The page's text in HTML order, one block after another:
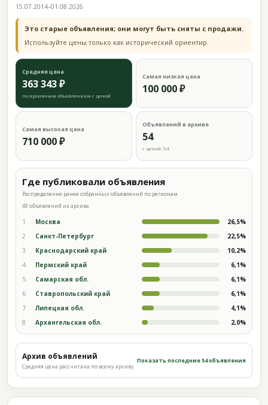
15.07.2014–01.08.2026
Это старые объявления; они могут быть сняты с продажи.
Используйте цены только как исторический ориентир.
Средняя цена
363 343 ₽
по архивным объявлениям с ценой
Самая низкая цена
100 000 ₽
Самая высокая цена
710 000 ₽
Объявлений в архиве
54
с ценой: 54
Где публиковали объявления
Распределение ранее собранных объявлений по регионам.
49 объявлений из архива
1 Москва 26,5%
2 Санкт-Петербург 22,5%
3 Краснодарский край 10,2%
4 Пермский край 6,1%
5 Самарская обл. 6,1%
6 Ставропольский край 6,1%
7 Липецкая обл. 4,1%
8 Архангельская обл. 2,0%
Архив объявлений
Средняя цена рассчитана по всему архиву
Показать последние 54 объявления